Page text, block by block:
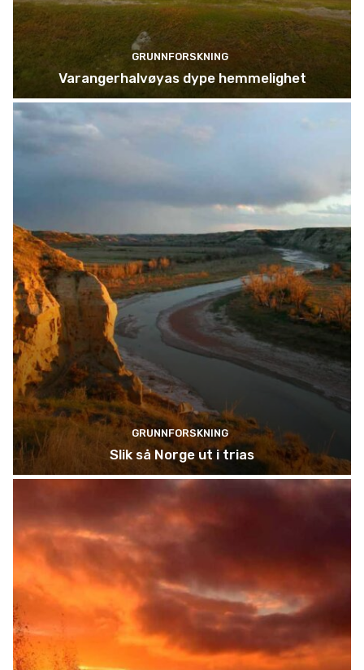
GRUNNFORSKNING
Varangerhalvøyas dype hemmelighet
GRUNNFORSKNING
Slik så Norge ut i trias